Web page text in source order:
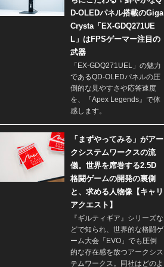
D-OLEDパネル搭載のGiga
Crysta「EX-GDQ271UE
L」はFPSゲーマー注目の
武器
「EX-GDQ271UEL」の魅力
であるQD-OLEDパネルの圧
倒的な見やすさや応答速度
を、『Apex Legends』で体
感します。
「まずやってみる」がアー
クシステムワークスの流
儀。世界を席巻する2.5D
格闘ゲームの開発の裏側
と、求める人物像【キャリ
アクエスト】
『ギルティギア』シリーズな
どで知られ、世界的な格闘ゲ
ーム大会「EVO」でも圧倒
的な存在感を放つアークシス
テムワークス。同社はどのよ